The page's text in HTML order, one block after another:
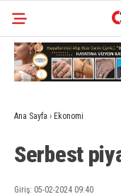
Ana Sayfa › Ekonomi
Serbest
Giriş: 05-02-2024 09:40